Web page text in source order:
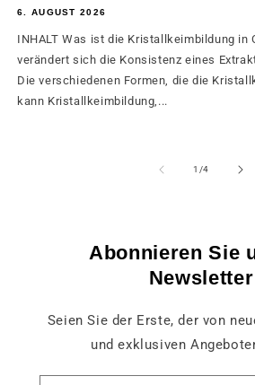
6. AUGUST 2026
INHALT Was ist die Kristallkeimbildung in
verändert sich die Konsistenz eines
Die verschiedenen Formen, die die
kann Kristallkeimbildung,...
1 /von
4
Abonnieren Sie
Newsletter
Seien Sie der Erste, der von
und exklusiven